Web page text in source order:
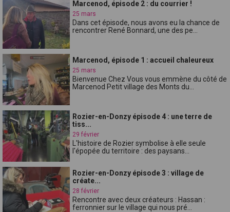
Marcenod, épisode 2 : du courrier !
25 mars
Dans cet épisode, nous avons eu la chance de
rencontrer René Bonnard, une des pe...
Marcenod, épisode 1 : accueil chaleureux
25 mars
Bienvenue Chez Vous vous emmène du côté de
Marcenod Petit village des Monts du...
Rozier-en-Donzy épisode 4 : une terre de
tiss...
29 février
L'histoire de Rozier symbolise à elle seule
l'épopée du territoire : des paysans...
Rozier-en-Donzy épisode 3 : village de
créate...
28 février
Rencontre avec deux créateurs : Hassan :
ferronnier sur le village qui nous pré...